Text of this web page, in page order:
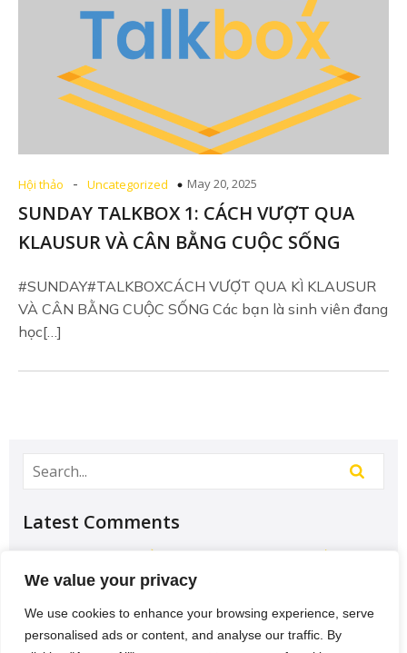
We value your privacy
We use cookies to enhance your browsing experience, serve
personalised ads or content, and analyse our traffic. By
Hội thảo - Uncategorized May 20, 2025
SUNDAY TALKBOX 1: CÁCH VƯỢT QUA
KLAUSUR VÀ CÂN BẰNG CUỘC SỐNG
#SUNDAY#TALKBOXCÁCH VƯỢT QUA KÌ KLAUSUR
VÀ CÂN BẰNG CUỘC SỐNG Các bạn là sinh viên đang
học[…]
Latest Comments
Học Đại học để có tương lai hơn? – Chưa chắc –
Sividuc.orgonChọn ngành học: sinh viên IT và
12/08/2016